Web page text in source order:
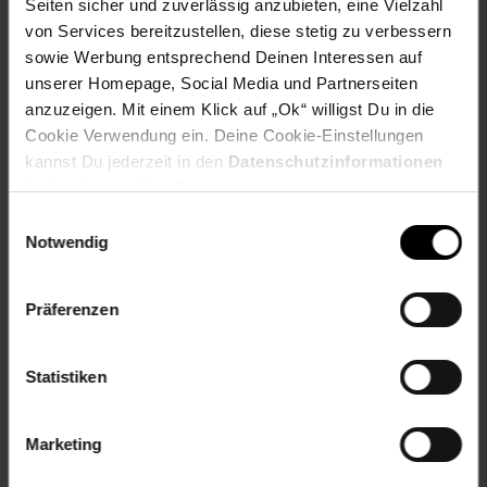
Seiten sicher und zuverlässig anzubieten, eine Vielzahl
von Services bereitzustellen, diese stetig zu verbessern
sowie Werbung entsprechend Deinen Interessen auf
unserer Homepage, Social Media und Partnerseiten
anzuzeigen. Mit einem Klick auf „Ok“ willigst Du in die
Cookie Verwendung ein. Deine Cookie-Einstellungen
kannst Du jederzeit in den Datenschutzinformationen
ändern bzw. widerrufen.
Notwendig
Präferenzen
Statistiken
Marketing
Sulzemoos, Germany
productSafety Email: info@alpina-sports.de
productSafety Name: ALPINA SPORTS GmbH
Gewählte Variante:
Größe: 51-56cm
Artikel gehört zur Kategorie: